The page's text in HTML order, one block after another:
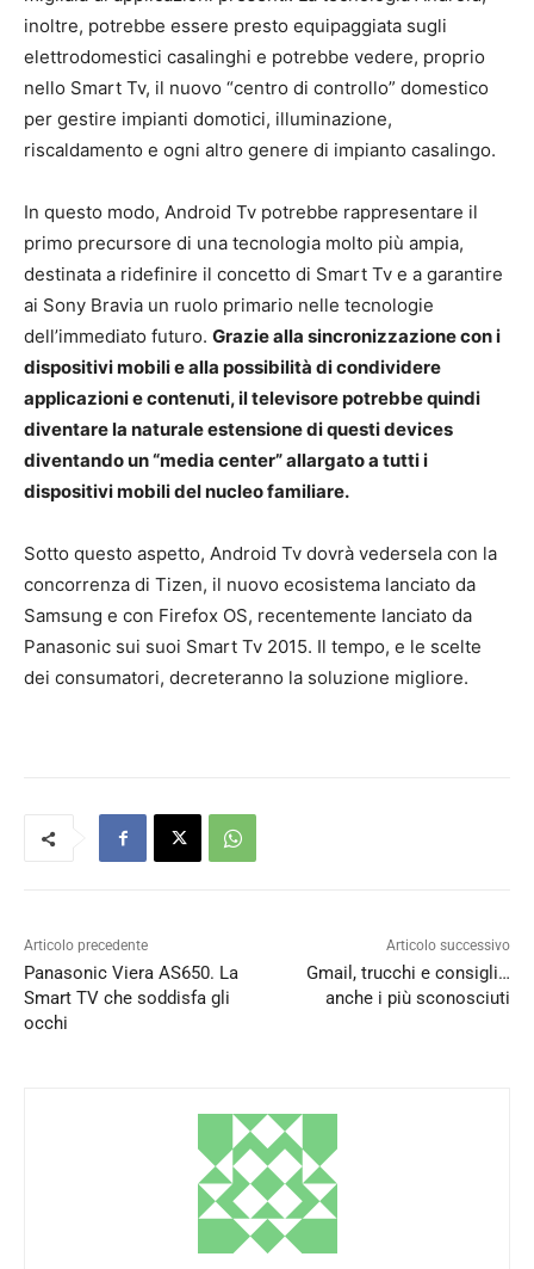
inoltre, potrebbe essere presto equipaggiata sugli
elettrodomestici casalinghi e potrebbe vedere, proprio
nello Smart Tv, il nuovo “centro di controllo” domestico
per gestire impianti domotici, illuminazione,
riscaldamento e ogni altro genere di impianto casalingo.
In questo modo, Android Tv potrebbe rappresentare il
primo precursore di una tecnologia molto più ampia,
destinata a ridefinire il concetto di Smart Tv e a garantire
ai Sony Bravia un ruolo primario nelle tecnologie
dell’immediato futuro. Grazie alla sincronizzazione con i
dispositivi mobili e alla possibilità di condividere
applicazioni e contenuti, il televisore potrebbe quindi
diventare la naturale estensione di questi devices
diventando un “media center” allargato a tutti i
dispositivi mobili del nucleo familiare.
Sotto questo aspetto, Android Tv dovrà vedersela con la
concorrenza di Tizen, il nuovo ecosistema lanciato da
Samsung e con Firefox OS, recentemente lanciato da
Panasonic sui suoi Smart Tv 2015. Il tempo, e le scelte
dei consumatori, decreteranno la soluzione migliore.
Articolo precedente
Panasonic Viera AS650. La
Smart TV che soddisfa gli
occhi
Articolo successivo
Gmail, trucchi e consigli…
anche i più sconosciuti